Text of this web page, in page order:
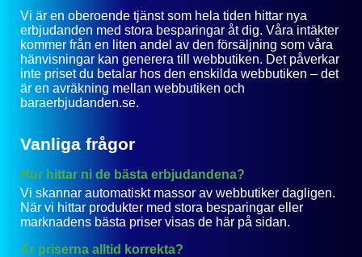
Vi är en oberoende tjänst som hela tiden hittar nya
erbjudanden med stora besparingar åt dig. Våra intäkter
kommer från en liten andel av den försäljning som våra
hänvisningar kan generera till webbutiken. Det påverkar
inte priset du betalar hos den enskilda webbutiken – det
är en avräkning mellan webbutiken och
baraerbjudanden.se.
Vanliga frågor
Hur hittar ni de bästa erbjudandena?
Vi skannar automatiskt massor av webbutiker dagligen.
När vi hittar produkter med stora besparingar eller
marknadens bästa priser visas de här på sidan.
Är priserna alltid korrekta?